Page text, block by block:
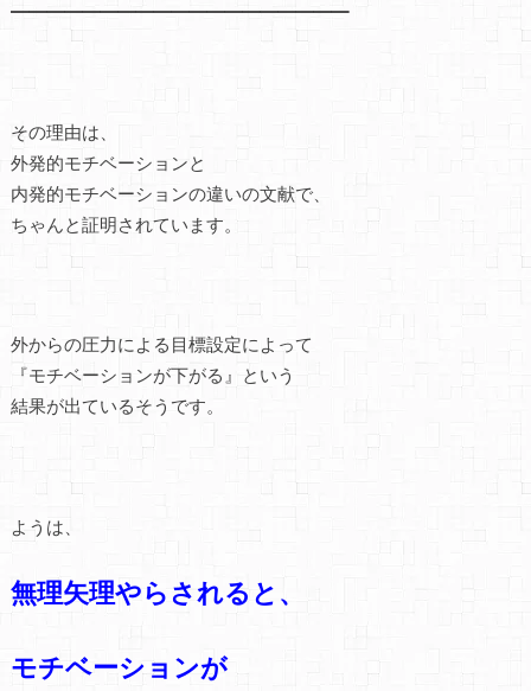
━━━━━━━━━━━━━━━━━━━
その理由は、
外発的モチベーションと
内発的モチベーションの違いの文献で、
ちゃんと証明されています。
外からの圧力による目標設定によって
『モチベーションが下がる』という
結果が出ているそうです。
ようは、
無理矢理やらされると、
モチベーションが